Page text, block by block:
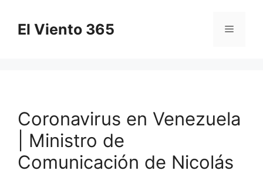
contenido
El Viento 365 Menú
Coronavirus en Venezuela
| Ministro de
Comunicación de Nicolás